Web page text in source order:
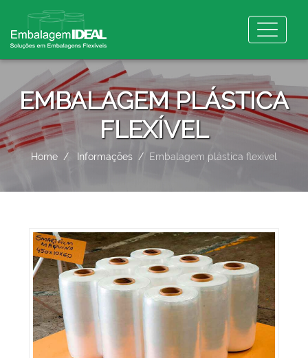
EMBALAGEM PLÁSTICA
FLEXÍVEL
Home Informações Embalagem plástica flexível